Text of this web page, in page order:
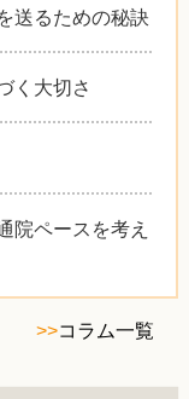
送るための秘訣
く大切さ
院ペースを考え
>>コラム一覧